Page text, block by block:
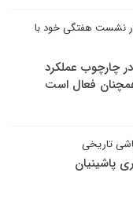
نشست هفتگی خود با
چارچوب عملکرد
فعال است
تاریخی
پاشینیان